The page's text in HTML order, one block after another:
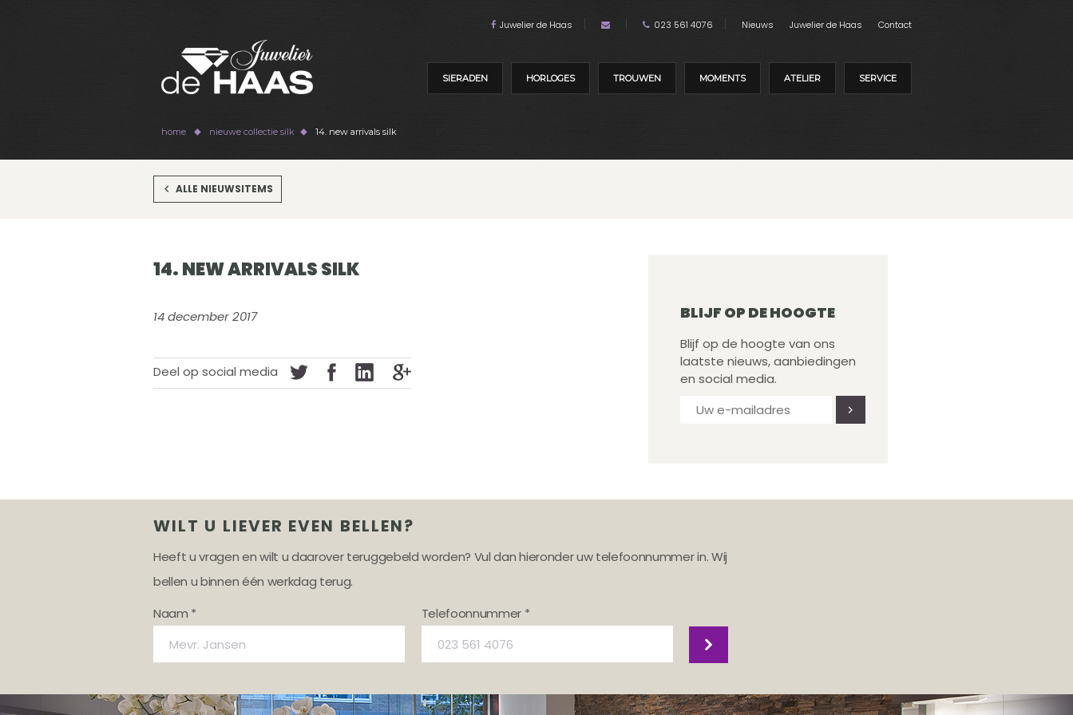
Juwelier de Haas 023 561 4076 Nieuws Juwelier de Haas Contact
SIERADEN HORLOGES TROUWEN MOMENTS ATELIER SERVICE
home nieuwe collectie silk 14. new arrivals silk
ALLE NIEUWSITEMS
14. NEW ARRIVALS SILK
14 december 2017
Deel op social media
BLIJF OP DE HOOGTE
Blijf op de hoogte van ons
laatste nieuws, aanbiedingen
en social media.
WILT U LIEVER EVEN BELLEN?
Heeft u vragen en wilt u daarover teruggebeld worden? Vul dan hieronder uw telefoonnummer in. Wij
bellen u binnen één werkdag terug.
Naam *
Telefoonnummer *